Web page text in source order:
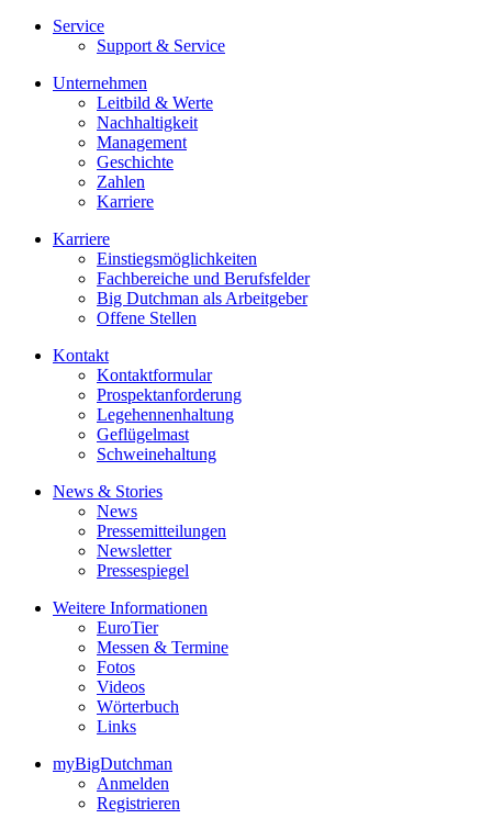
Service
Support & Service
Unternehmen
Leitbild & Werte
Nachhaltigkeit
Management
Geschichte
Zahlen
Karriere
Karriere
Einstiegsmöglichkeiten
Fachbereiche und Berufsfelder
Big Dutchman als Arbeitgeber
Offene Stellen
Kontakt
Kontaktformular
Prospektanforderung
Legehennenhaltung
Geflügelmast
Schweinehaltung
News & Stories
News
Pressemitteilungen
Newsletter
Pressespiegel
Weitere Informationen
EuroTier
Messen & Termine
Fotos
Videos
Wörterbuch
Links
myBigDutchman
Anmelden
Registrieren